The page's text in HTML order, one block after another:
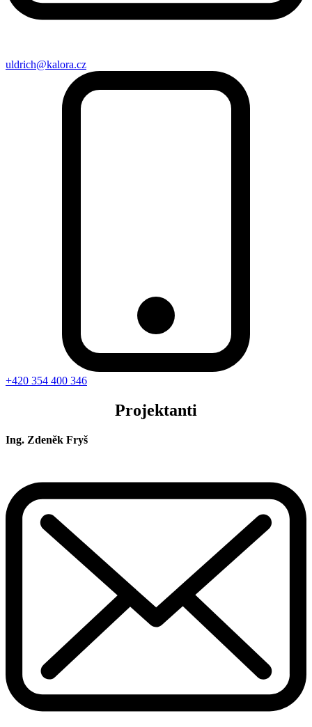
uldrich@kalora.cz
+420 354 400 346
Projektanti
Ing. Zdeněk Fryš